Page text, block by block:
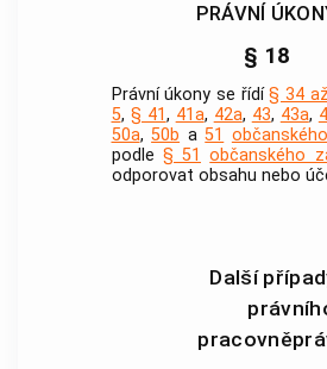
PRÁVNÍ
§ 18
Právní úkony se řídí§ 34
5, § 41, 41a, 42a, 43, 43a,
50a,50b a51
podle § 51 občanského
odporovat obsahu nebo
Další